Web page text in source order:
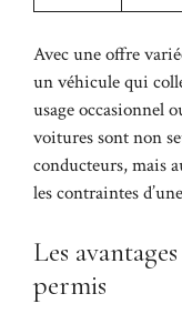
Avec une offre
un véhicule qui
usage occasionnel
voitures sont non
conducteurs, mais
les contraintes
Les
permis